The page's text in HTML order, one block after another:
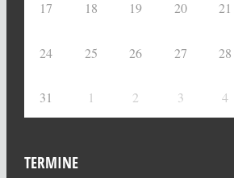
17 18 19 20 21
24 25 26 27 28
31 1 2 3 4
TERMINE